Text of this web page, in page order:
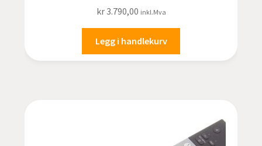
kr3.790,00 inkl.Mva
Legg i handlekurv